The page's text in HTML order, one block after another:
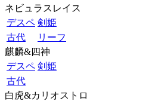
ネビュラスレイス
デスペ 剣姫
古代
リーフ
麒麟&四神
デスペ 剣姫
古代
白虎&カリオストロ